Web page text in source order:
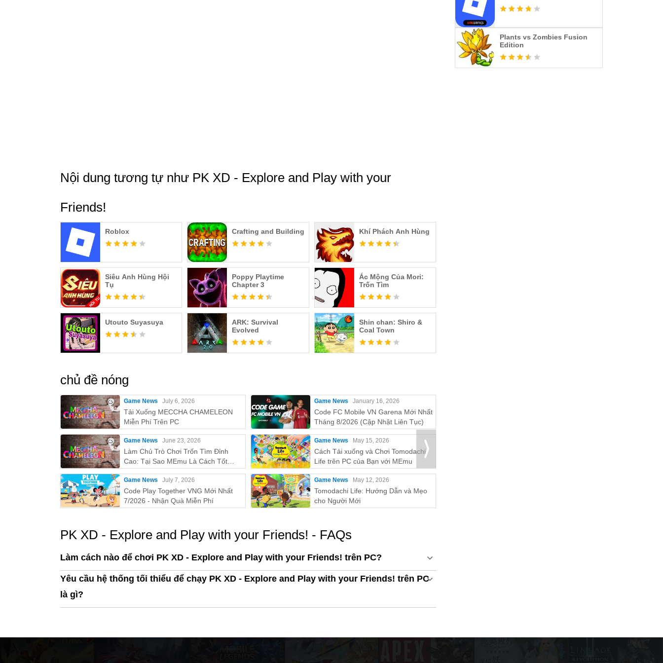
Nội dung tương tự như PK XD - Explore and Play with your
Friends!
Roblox Crafting and Building Khí Phách Anh Hùng
Siêu Anh Hùng Hội
Tụ
Poppy Playtime
Chapter 3
Ác Mộng Của Mori:
Trốn Tìm
Utouto Suyasuya
ARK: Survival
Evolved
Shin chan: Shiro &
Coal Town
chủ đề nóng
Game News July 6, 2026
Tải Xuống MECCHA CHAMELEON
Miễn Phí Trên PC
Game News June 23, 2026
Làm Chủ Trò Chơi Trốn Tìm Đỉnh
Cao: Tại Sao MEmu Là Cách Tốt
Nhất Để Chơi MECCHA
CHAMELEON Trên PC!
Game News July 7, 2026
Code Play Together VNG Mới Nhất
7/2026 - Nhận Quà Miễn Phí
Game News January 16, 2026
Code FC Mobile VN Garena Mới Nhất
Tháng 8/2026 (Cập Nhật Liên Tục)
Game News May 15, 2026
Cách Tải xuống và Chơi Tomodachi
Life trên PC của Bạn với MEmu
Game News May 12, 2026
Tomodachi Life: Hướng Dẫn và Mẹo
cho Người Mới
PK XD - Explore and Play with your Friends! - FAQs
Làm cách nào để chơi PK XD - Explore and Play with your Friends! trên PC?
Yêu cầu hệ thống tối thiểu để chạy PK XD - Explore and Play with your Friends! trên PC
là gì?
Plants vs Zombies Fusion
Edition